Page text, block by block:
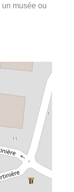
musée ou